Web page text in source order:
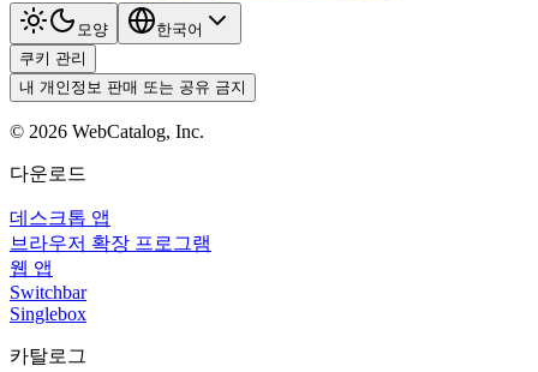
모양
한국어
쿠키 관리
내 개인정보 판매 또는 공유 금지
© 2026 WebCatalog, Inc.
다운로드
데스크톱 앱
브라우저 확장 프로그램
웹 앱
Switchbar
Singlebox
카탈로그